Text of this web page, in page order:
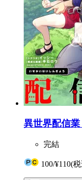
異世界配信
完結
100/¥110(